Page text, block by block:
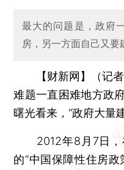
最大的问题是，政府
房，另一方面自己又要
【财新网】（记
难题一直困难地方政
曙光看来，“政府大量
2012年8月7日，
的“中国保障性住房